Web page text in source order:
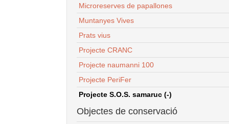
Microreserves de papallones
Muntanyes Vives
Prats vius
Projecte CRANC
Projecte naumanni 100
Projecte PeriFer
Projecte S.O.S. samaruc (-)
Objectes de conservació